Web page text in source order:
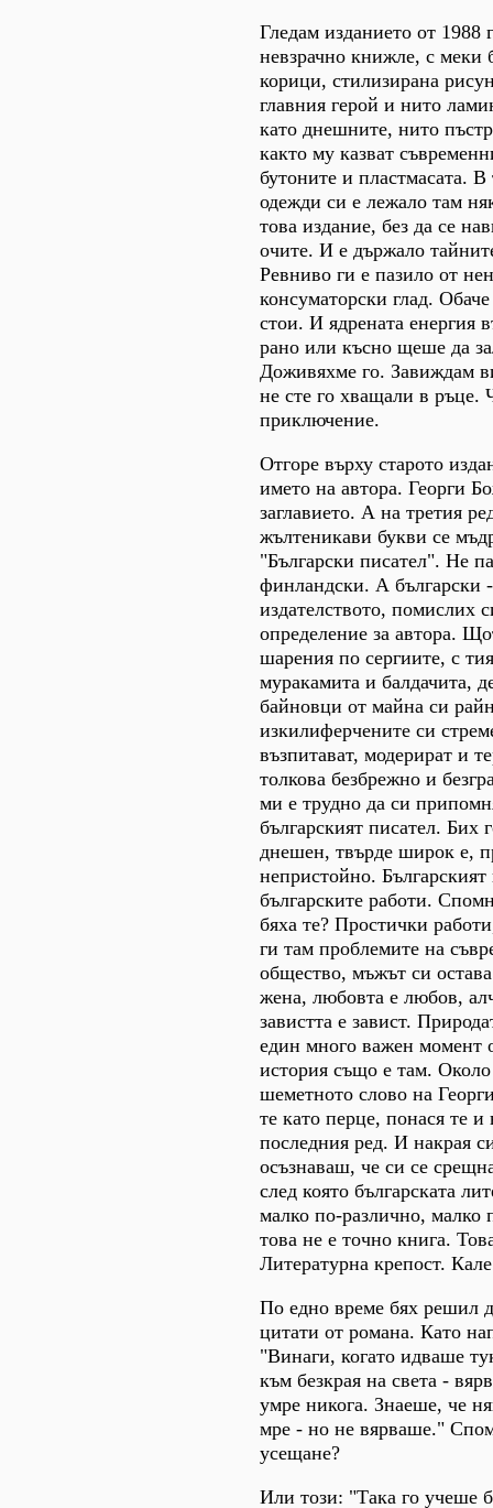
Гледам изданието от
невзрачно книжле, с меки
корици, стилизирана
главния герой и нито
като днешните, нито
както му казват
бутоните и пластмасата.
одежди си е лежало там
това издание, без да се
очите. И е държало
Ревниво ги е пазило от
консуматорски глад.
стои. И ядрената енергия
рано или късно щеше да
Доживяхме го. Завиждам
не сте го хващали в ръце.
приключение.
Отгоре върху старото
името на автора. Георги
заглавието. А на третия
жълтеникави букви се
"Български писател". Не
финландски. А български
издателството, помислих
определение за автора.
шарения по сергиите, с
муракамита и балдачита,
байновци от майна си
изкилиферчените си
възпитават, модерират и
толкова безбрежно и
ми е трудно да си
българският писател. Бих
днешен, твърде широк е,
непристойно. Българският
българските работи.
бяха те? Простички
ги там проблемите на
общество, мъжът си
жена, любовта е любов,
завистта е завист.
един много важен момент
история също е там. Около
шеметното слово на
те като перце, понася те и
последния ред. И накрая
осъзнаваш, че си се
след която българската
малко по-различно,
това не е точно книга.
Литературна крепост.
По едно време бях решил
цитати от романа. Като
"Винаги, когато идваше
към безкрая на света -
умре никога. Знаеше, че
мре - но не вярваше."
усещане?
Или този: "Така го учеше